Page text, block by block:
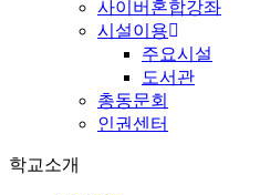
사이버혼합강좌
시설이용
주요시설
도서관
총동문회
인권센터
학교소개